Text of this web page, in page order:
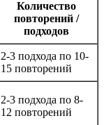
Количество
повторений /
подходов
2-3 подхода по 10-
15 повторений
2-3 подхода по 8-
12 повторений